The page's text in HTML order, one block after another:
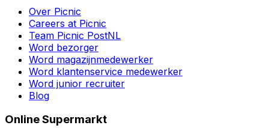
Over Picnic
Careers at Picnic
Team Picnic PostNL
Word bezorger
Word magazijnmedewerker
Word klantenservice medewerker
Word junior recruiter
Blog
Online Supermarkt